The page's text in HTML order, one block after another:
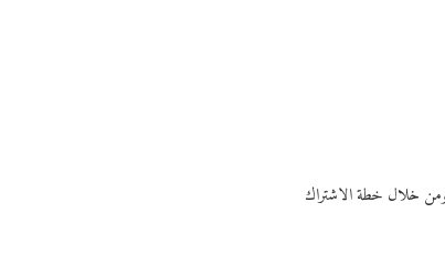
ومن خلال خطة الاشتراك